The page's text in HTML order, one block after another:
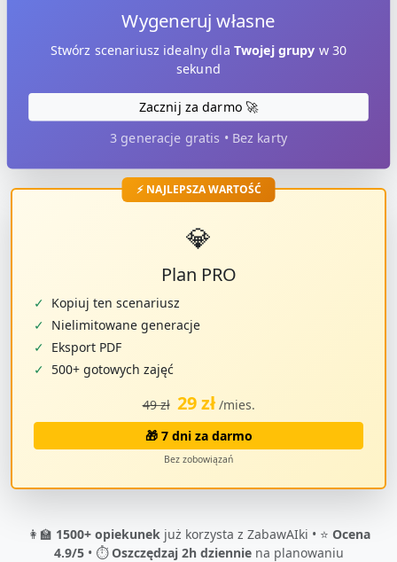
Wygeneruj własne
Stwórz scenariusz idealny dla Twojej grupy w 30
sekund
Zacznij za darmo 🚀
3 generacje gratis • Bez karty
⚡ NAJLEPSZA WARTOŚĆ
💎
Plan PRO
✓ Kopiuj ten scenariusz
✓ Nielimitowane generacje
✓ Eksport PDF
✓ 500+ gotowych zajęć
49 zł 29 zł /mies.
🎁 7 dni za darmo
Bez zobowiązań
👩‍🏫 1500+ opiekunekjuż korzysta z ZabawAIki • ⭐ Ocena
4.9/5• ⏱️Oszczędzaj 2h dzienniena planowaniu